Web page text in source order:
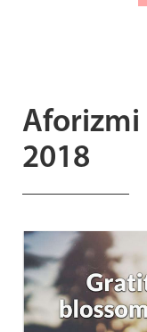
Aforizmi
2018